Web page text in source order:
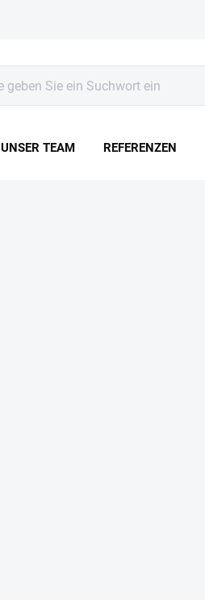
UNSER TEAM REFERENZEN